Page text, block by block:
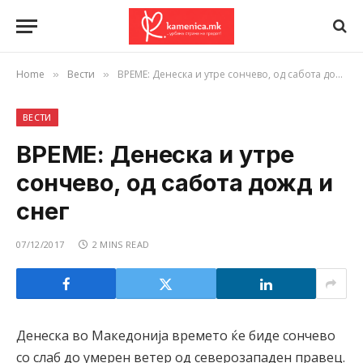
Home » Вести » ВРЕМЕ: Денеска и утре сончево, од сабота дожд и снег
ВЕСТИ
ВРЕМЕ: Денеска и утре
сончево, од сабота дожд и
снег
07/12/2017 2 MINS READ
Денеска во Македонија времето ќе биде сончево
со слаб до умерен ветер од северозападен правец.